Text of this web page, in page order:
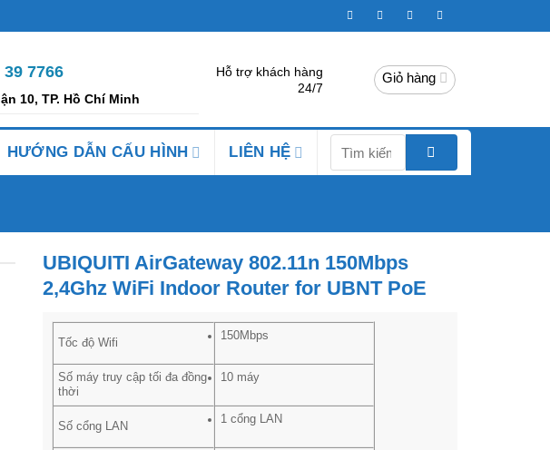
7766
10, TP. Hồ Chí Minh
Hỗ trợ khách hàng
24/7
Giỏ hàng
HƯỚNG DẪN CẤU HÌNH LIÊN HỆ
kiếm:
UBIQUITI AirGateway 802.11n 150Mbps
2,4Ghz WiFi Indoor Router for UBNT PoE
Tốc độ Wifi
150Mbps
Số máy truy cập tối đa đồng
thời
10 máy
Số cổng LAN
1 cổng LAN